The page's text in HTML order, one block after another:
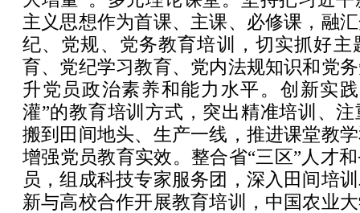
主义思想作为首课、主课、必修课，融
纪、党规、党务教育培训，切实抓好主
育、党纪学习教育、党内法规知识和党
升党员政治素养和能力水平。创新实
灌”的教育培训方式，突出精准培训、
搬到田间地头、生产一线，推进课堂教
增强党员教育实效。整合省“三区”人才
员，组成科技专家服务团，深入田间培
新与高校合作开展教育培训，中国农业